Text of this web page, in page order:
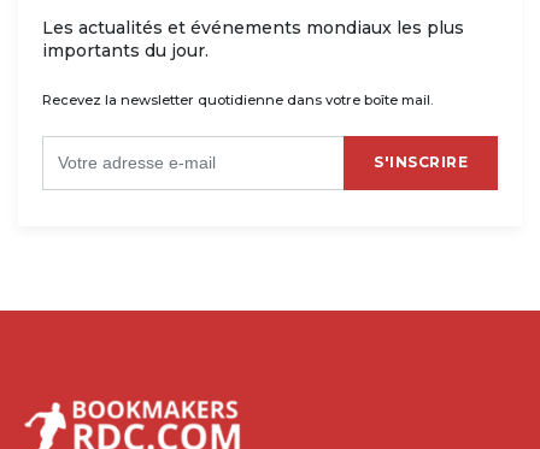
Les actualités et événements mondiaux les plus
importants du jour.
Recevez la newsletter quotidienne dans votre boîte mail.
S'INSCRIRE